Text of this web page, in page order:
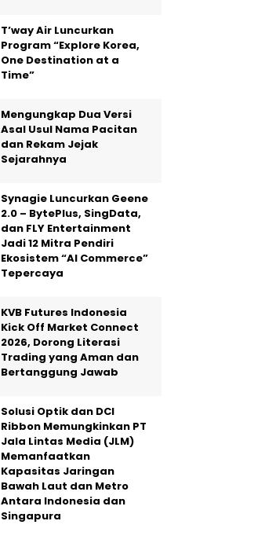
T’way Air Luncurkan
Program “Explore Korea,
One Destination at a
Time”
Mengungkap Dua Versi
Asal Usul Nama Pacitan
dan Rekam Jejak
Sejarahnya
Synagie Luncurkan Geene
2.0 – BytePlus, SingData,
dan FLY Entertainment
Jadi 12 Mitra Pendiri
Ekosistem “AI Commerce”
Tepercaya
KVB Futures Indonesia
Kick Off Market Connect
2026, Dorong Literasi
Trading yang Aman dan
Bertanggung Jawab
Solusi Optik dan DCI
Ribbon Memungkinkan PT
Jala Lintas Media (JLM)
Memanfaatkan
Kapasitas Jaringan
Bawah Laut dan Metro
Antara Indonesia dan
Singapura